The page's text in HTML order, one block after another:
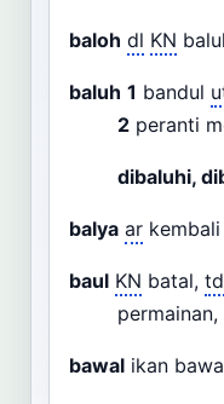
baloh dl KN
baluh 1 bandul
2 peranti
dibaluhi,
balya ar kembali
baul KN batal,
bawal ikan